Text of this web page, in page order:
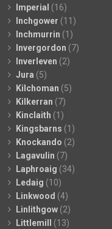
Imperial (16)
Inchgower (11)
Inchmurrin (1)
Invergordon (7)
Inverleven (2)
Jura (5)
Kilchoman (5)
Kilkerran (7)
Kinclaith (1)
Kingsbarns (1)
Knockando (2)
Lagavulin (7)
Laphroaig (34)
Ledaig (10)
Linkwood (4)
Linlithgow (2)
Littlemill
(13)